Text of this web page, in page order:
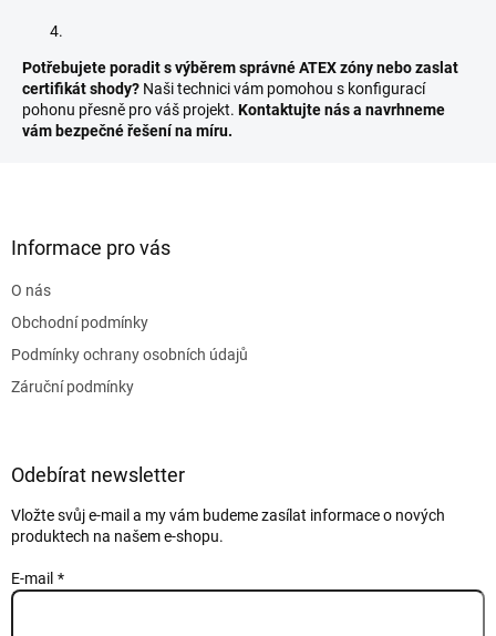
Potřebujete poradit s výběrem správné ATEX zóny nebo zaslat
certifikát shody? Naši technici vám pomohou s konfigurací
pohonu přesně pro váš projekt. Kontaktujte nás a navrhneme
vám bezpečné řešení na míru.
Informace pro vás
O nás
Obchodní podmínky
Podmínky ochrany osobních údajů
Záruční podmínky
Odebírat newsletter
Vložte svůj e-mail a my vám budeme zasílat informace o nových
produktech na našem e-shopu.
E-mail